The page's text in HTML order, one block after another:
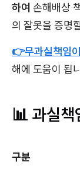
하여 손해배상
의 잘못을 증명
👉무과실책임
해에 도움이 됩
📊 과실
구분